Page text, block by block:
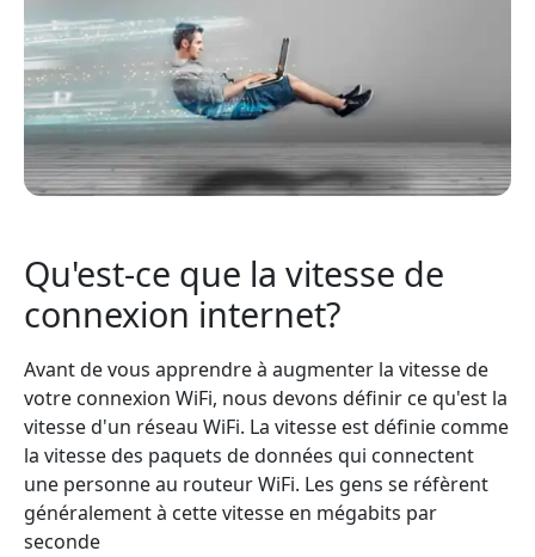
Qu'est-ce que la vitesse de
connexion internet?
Avant de vous apprendre à augmenter la vitesse de
votre connexion WiFi, nous devons définir ce qu'est la
vitesse d'un réseau WiFi. La vitesse est définie comme
la vitesse des paquets de données qui connectent
une personne au routeur WiFi. Les gens se réfèrent
généralement à cette vitesse en mégabits par
seconde